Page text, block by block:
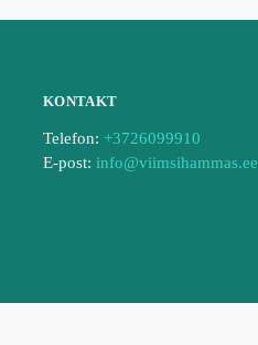
KONTAKT
Telefon: +3726099910
E-post: info@viimsihammas.ee